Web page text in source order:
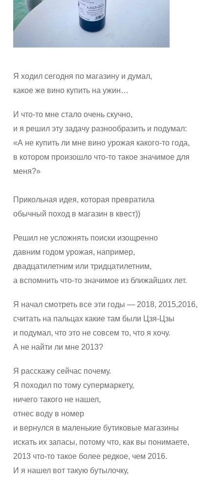
Я ходил сегодня по магазину и думал,
какое же вино купить на ужин…
И что-то мне стало очень скучно,
и я решил эту задачу разнообразить и подумал:
«А не купить ли мне вино урожая какого-то года,
в котором произошло что-то такое значимое для
меня?»
Прикольная идея, которая превратила
обычный поход в магазин в квест))
Решил не усложнять поиски изощренно
давним годом урожая, например,
двадцатилетним или тридцатилетним,
а вспомнить что-то значимое из ближайших лет.
Я начал смотреть все эти годы — 2018, 2015,2016,
считать на пальцах какие там были Цзя-Цзы
и подумал, что это не совсем то, что я хочу.
А не найти ли мне 2013?
Я расскажу сейчас почему.
Я походил по тому супермаркету,
ничего такого не нашел,
отнес воду в номер
и вернулся в маленькие бутиковые магазины
искать их запасы, потому что, как вы понимаете,
2013 что-то такое более редкое, чем 2016.
И я нашел вот такую бутылочку,